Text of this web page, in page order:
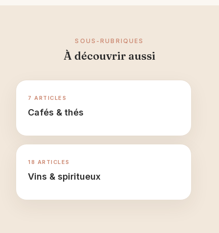
SOUS-RUBRIQUES
À découvrir aussi
7 ARTICLES
Cafés & thés
18 ARTICLES
Vins & spiritueux